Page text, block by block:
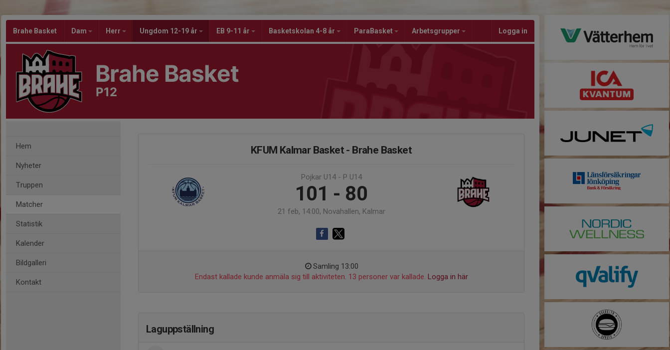
Brahe Basket Dam Herr Ungdom 12-19 år EB 9-11 år Basketskolan 4-8 år ParaBasket Arbetsgrupper Logga in
Brahe Basket
P12
Hem
Nyheter
Truppen
Matcher
Statistik
Kalender
Bildgalleri
Kontakt
KFUM Kalmar Basket - Brahe Basket
Pojkar U14 - P U14
101 - 80
21 feb, 14:00, Novahallen, Kalmar
Samling 13:00
Endast kallade kunde anmäla sig till aktiviteten. 13 personer var kallade. Logga in här
Laguppställning